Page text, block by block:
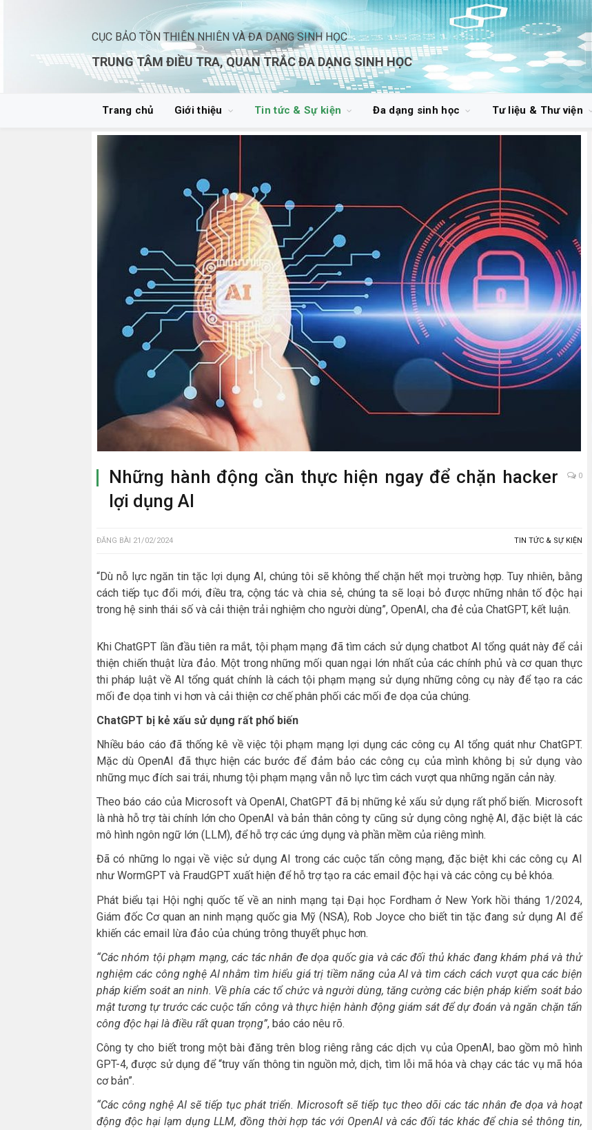
CỤC BẢO TỒN THIÊN NHIÊN VÀ ĐA DẠNG SINH HỌC
TRUNG TÂM ĐIỀU TRA, QUAN TRẮC ĐA DẠNG SINH HỌC
Trang chủ Giới thiệu Tin tức & Sự kiện Đa dạng sinh học Tư liệu & Thư viện
Những hành động cần thực hiện ngay để chặn hacker
lợi dụng AI
0
ĐĂNG BÀI 21/02/2024 TIN TỨC & SỰ KIỆN
“Dù nỗ lực ngăn tin tặc lợi dụng AI, chúng tôi sẽ không thể chặn hết mọi trường hợp. Tuy nhiên, bằng
cách tiếp tục đổi mới, điều tra, cộng tác và chia sẻ, chúng ta sẽ loại bỏ được những nhân tố độc hại
trong hệ sinh thái số và cải thiện trải nghiệm cho người dùng”, OpenAI, cha đẻ của ChatGPT, kết luận.
Khi ChatGPT lần đầu tiên ra mắt, tội phạm mạng đã tìm cách sử dụng chatbot AI tổng quát này để cải
thiện chiến thuật lừa đảo. Một trong những mối quan ngại lớn nhất của các chính phủ và cơ quan thực
thi pháp luật về AI tổng quát chính là cách tội phạm mạng sử dụng những công cụ này để tạo ra các
mối đe dọa tinh vi hơn và cải thiện cơ chế phân phối các mối đe dọa của chúng.
ChatGPT bị kẻ xấu sử dụng rất phổ biến
Nhiều báo cáo đã thống kê về việc tội phạm mạng lợi dụng các công cụ AI tổng quát như ChatGPT.
Mặc dù OpenAI đã thực hiện các bước để đảm bảo các công cụ của mình không bị sử dụng vào
những mục đích sai trái, nhưng tội phạm mạng vẫn nỗ lực tìm cách vượt qua những ngăn cản này.
Theo báo cáo của Microsoft và OpenAI, ChatGPT đã bị những kẻ xấu sử dụng rất phổ biến. Microsoft
là nhà hỗ trợ tài chính lớn cho OpenAI và bản thân công ty cũng sử dụng công nghệ AI, đặc biệt là các
mô hình ngôn ngữ lớn (LLM), để hỗ trợ các ứng dụng và phần mềm của riêng mình.
Đã có những lo ngại về việc sử dụng AI trong các cuộc tấn công mạng, đặc biệt khi các công cụ AI
như WormGPT và FraudGPT xuất hiện để hỗ trợ tạo ra các email độc hại và các công cụ bẻ khóa.
Phát biểu tại Hội nghị quốc tế về an ninh mạng tại Đại học Fordham ở New York hồi tháng 1/2024,
Giám đốc Cơ quan an ninh mạng quốc gia Mỹ (NSA), Rob Joyce cho biết tin tặc đang sử dụng AI để
khiến các email lừa đảo của chúng trông thuyết phục hơn.
“Các nhóm tội phạm mạng, các tác nhân đe dọa quốc gia và các đối thủ khác đang khám phá và thử
nghiệm các công nghệ AI nhằm tìm hiểu giá trị tiềm năng của AI và tìm cách cách vượt qua các biện
pháp kiểm soát an ninh. Về phía các tổ chức và người dùng, tăng cường các biện pháp kiểm soát bảo
mật tương tự trước các cuộc tấn công và thực hiện hành động giám sát để dự đoán và ngăn chặn tấn
công độc hại là điều rất quan trọng”, báo cáo nêu rõ.
Công ty cho biết trong một bài đăng trên blog riêng rằng các dịch vụ của OpenAI, bao gồm mô hình
GPT-4, được sử dụng để “truy vấn thông tin nguồn mở, dịch, tìm lỗi mã hóa và chạy các tác vụ mã hóa
cơ bản”.
“Các công nghệ AI sẽ tiếp tục phát triển. Microsoft sẽ tiếp tục theo dõi các tác nhân đe dọa và hoạt
động độc hại lạm dụng LLM, đồng thời hợp tác với OpenAI và các đối tác khác để chia sẻ thông tin,